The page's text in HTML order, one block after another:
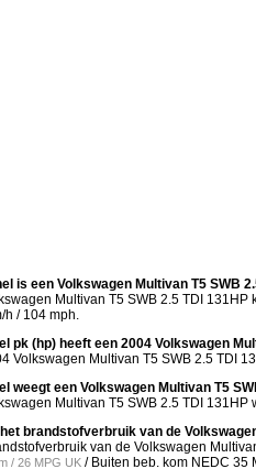
is een Volkswagen Multivan T5 SWB
Multivan T5 SWB 2.5 TDI
h / 104 mph.
pk (hp) heeft een 2004 Volkswagen
Volkswagen Multivan T5 SWB 2.5 TDI
weegt een Volkswagen Multivan T5
Multivan T5 SWB 2.5 TDI 131HP
brandstofverbruik van de
van de Volkswagen
/ 26 MPG UK / Buiten beb. kom NEDC 35